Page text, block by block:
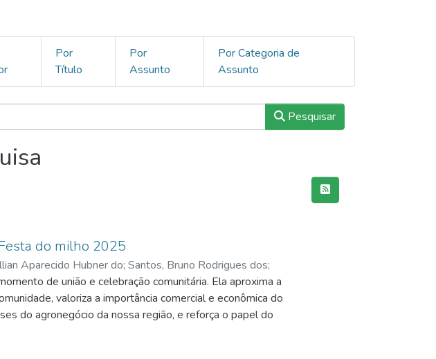
Por
Título
Por
Assunto
Por Categoria de
Assunto
Pesquisar
do milho 2025
Aparecido Hubner do;Santos, Bruno Rodrigues dos;
Alessandra Nazaré;Monteiro, Henrique da Cruz;Silva,
Andressa Barros;Feitoza, Nayara Moura;Kreusch, Juraci da
de união e celebração comunitária. Ela aproxima a
valoriza a importância comercial e econômica do
do agronegócio da nossa região, e reforça o papel do
do que a celebração da cultura do cultivo do milho,